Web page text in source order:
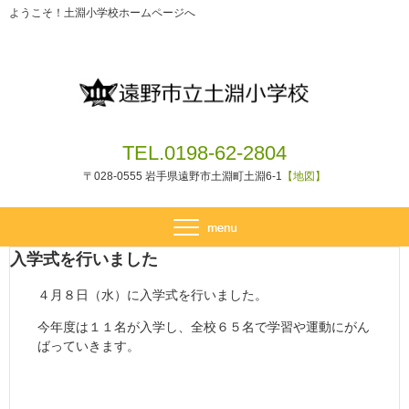
ようこそ！土淵小学校ホームページへ
TEL.0198-62-2804
〒028-0555 岩手県遠野市土淵町土淵6-1 【地図】
入学式を行いました
４月８日（水）に入学式を行いました。
今年度は１１名が入学し、全校６５名で学習や運動にがん
ばっていきます。